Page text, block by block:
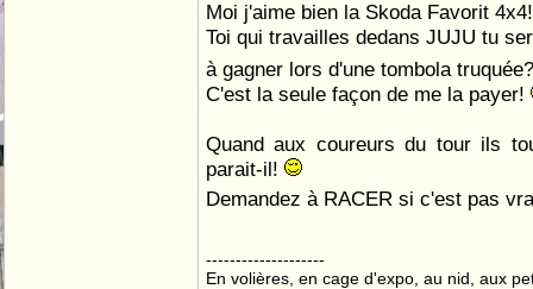
Moi j'aime bien la Skoda Favorit
Toi qui travailles dedans JUJU tu
à gagner lors d'une tombola
C'est la seule façon de me la payer!
Quand aux coureurs du tour ils
parait-il!
Demandez à RACER si c'est pas
--------------------
En volières, en cage d'expo, au nid, aux